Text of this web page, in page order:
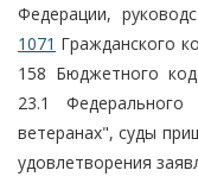
Федерации,
1071 Гражданского
158 Бюджетного
23.1
ветеранах", суды
удовлетворения